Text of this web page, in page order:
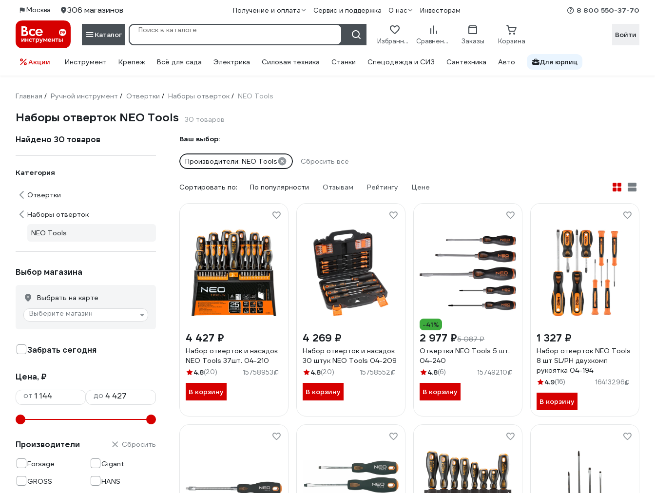
Москва 306 магазинов Получение и оплата Сервис и поддержка О нас Инвесторам 8 800 550-37-70
Каталог
Избранное Сравнение Заказы Корзина
Войти
Акции Инструмент Крепеж Всё для сада Электрика Силовая техника Станки Спецодежда и СИЗ Сантехника Авто Для юрлиц
Главная / Ручной инструмент / Отвертки / Наборы отверток / NEO Tools
Наборы отверток NEO Tools 30 товаров
Найдено 30 товаров
Категория
Отвертки
Наборы отверток
NEO Tools
Выбор магазина
Выбрать на карте
Выберите магазин
Забрать сегодня
Цена, ₽
от
до
Производители
Forsage
Gigant
GROSS
HANS
Сбросить
Ваш выбор:
Производители: NEO Tools Сбросить всё
Сортировать по: По популярности Отзывам Рейтингу Цене
4 427 ₽
Набор отверток и насадок
NEO Tools 37шт. 04-210
4.8(20) 15758953
В корзину
4 269 ₽
Набор отверток и насадок
30 штук NEO Tools 04-209
4.8(20) 15758552
В корзину
-41%
2 977 ₽5 087 ₽
Отвертки NEO Tools 5 шт.
04-240
4.8(6) 15749210
В корзину
1 327 ₽
Набор отверток NEO Tools
8 шт SL/PH двухкомп
рукоятка 04-194
4.9(16) 16413296
В корзину